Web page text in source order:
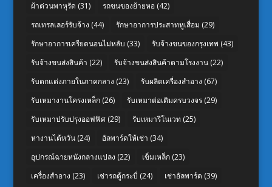
ผ้าต่วนพาหุรัด (31) รถขนของย้ายหอ(42)
รถเทรลเลอร์รับจ้าง (44) รักษาอาการประสาทหูเสื่อม (29)
รักษาอาการเครียดนอนไม่หลับ (33) รับจ้างขนของกรุงเทพ (43)
รับจ้างขนส่งสินค้า (22) รับจ้างขนส่งสินค้าตามโรงงาน(22)
รับตกแต่งภายในภาคกลาง (23) รับผลิตเครื่องสำอาง (67)
รับเหมางานโครงเหล็ก(26) รับเหมาต่อเติมครบวงจร(29)
รับเหมาปรับปรุงออฟฟิศ(29) รับเหมารีโนเวท (25)
หางานไต้หวัน(24) อัลพาร์ดให้เช่า (34)
อุปกรณ์ฉายหนังกลางแปลง (22) เข็มเหล็ก(23)
เครื่องสำอาง (23) เช่ารถตู้กระบี่ (24) เช่าอัลพาร์ด (39)